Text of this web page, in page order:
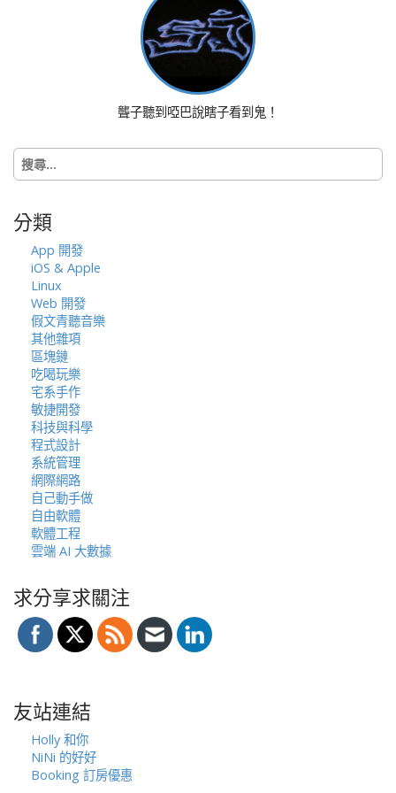
i
o
n
聾子聽到啞巴說瞎子看到鬼！
搜
尋
字:
分類
App 開發
iOS & Apple
Linux
Web 開發
假文青聽音樂
其他雜項
區塊鏈
吃喝玩樂
宅系手作
敏捷開發
科技與科學
程式設計
系統管理
網際網路
自己動手做
自由軟體
軟體工程
雲端 AI 大數據
求分享求關注
友站連結
Holly 和你
NiNi 的好好
Booking 訂房優惠